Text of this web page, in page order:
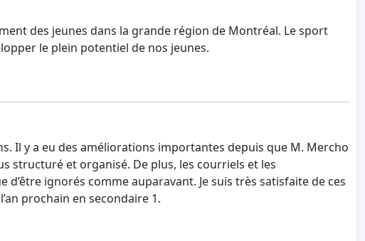
des jeunes dans la grande région de Montréal. Le sport
le plein potentiel de nos jeunes.
Il y a eu des améliorations importantes depuis que M. Mercho
structuré et organisé. De plus, les courriels et les
ignorés comme auparavant. Je suis très satisfaite de ces
prochain en secondaire 1.